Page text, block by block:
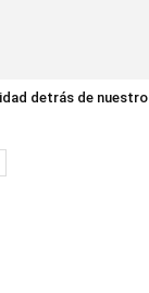
detrás de nuestro